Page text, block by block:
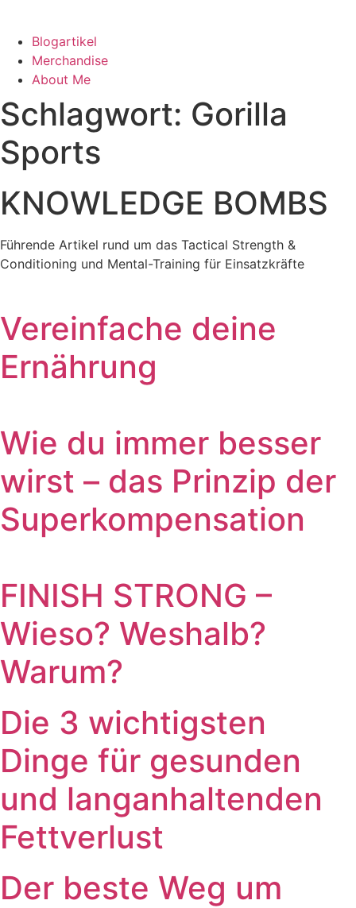
Blogartikel
Merchandise
About Me
Schlagwort: Gorilla
Sports
KNOWLEDGE BOMBS
Führende Artikel rund um das Tactical Strength &
Conditioning und Mental-Training für Einsatzkräfte
Vereinfache deine
Ernährung
Wie du immer besser
wirst – das Prinzip der
Superkompensation
FINISH STRONG –
Wieso? Weshalb?
Warum?
Die 3 wichtigsten
Dinge für gesunden
und langanhaltenden
Fettverlust
Der beste Weg um